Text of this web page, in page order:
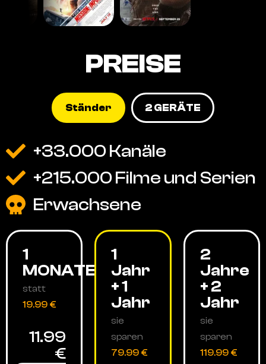
PREISE
Ständer 2 GERÄTE
+33.000 Kanäle
+215.000 Filme und Serien
Erwachsene
1
MONATE
statt
19.99 €
11.99
€
1
Jahr
+ 1
Jahr
sie
sparen
79.99 €
2
Jahre
+ 2
Jahr
sie
sparen
119.99 €